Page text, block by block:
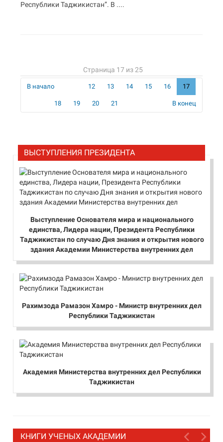
Республики Таджикистан”. В ....
Страница 17 из 25
В начало 12 13 14 15 16 17
18 19 20 21 В конец
ВЫСТУПЛЕНИЯ ПРЕЗИДЕНТА
Выступление Основателя мира и национального
единства, Лидера нации, Президента Республики
Таджикистан по случаю Дня знания и открытия нового
здания Академии Министерства внутренних дел
Рахимзода Рамазон Хамро - Министр внутренних дел
Республики Таджикистан
Академия Министерства внутренних дел Республики
Таджикистан
КНИГИ УЧЕНЫХ АКАДЕМИИ